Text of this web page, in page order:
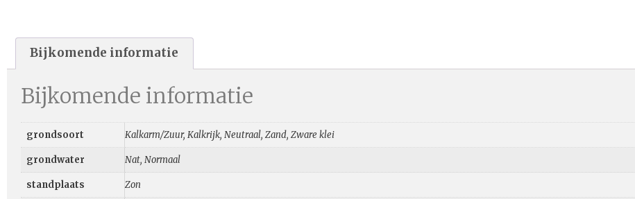
Bijkomende informatie
Bijkomende informatie
grondsoort Kalkarm/Zuur, Kalkrijk, Neutraal, Zand, Zware klei
grondwater Nat, Normaal
standplaats Zon